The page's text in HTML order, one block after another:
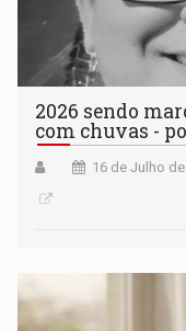
2026 sendo
com chuvas -
16 de Julho